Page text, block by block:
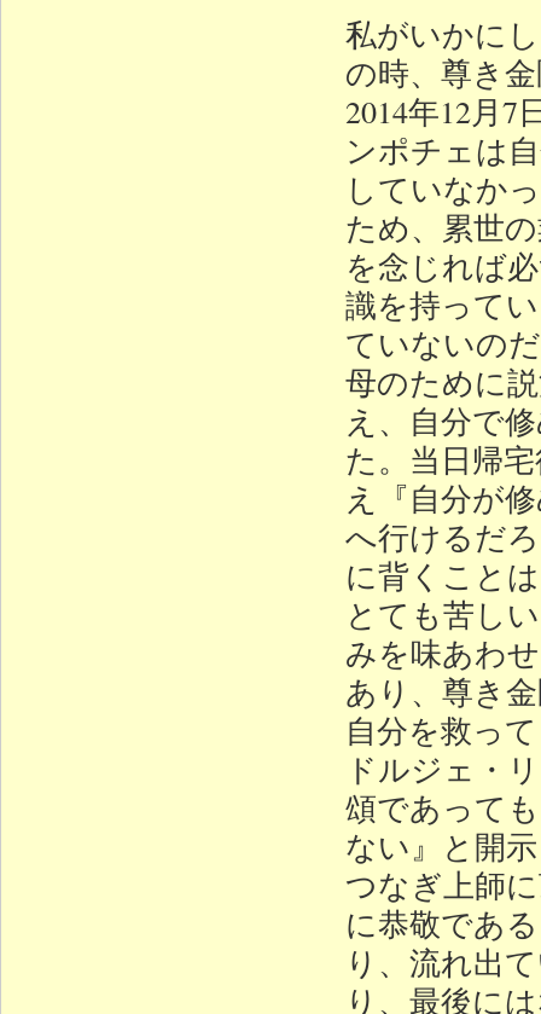
私がいかに
の時、尊き
2014年12月
ンポチェは
していなか
ため、累世
を念じれば
識を持って
ていないの
母のために
え、自分で
た。当日帰
え『自分が
へ行けるだ
に背くこと
とても苦し
みを味あわ
あり、尊き
自分を救っ
ドルジェ・
頌であって
ない』と開
つなぎ上師
に恭敬であ
り、流れ出
り、最後に